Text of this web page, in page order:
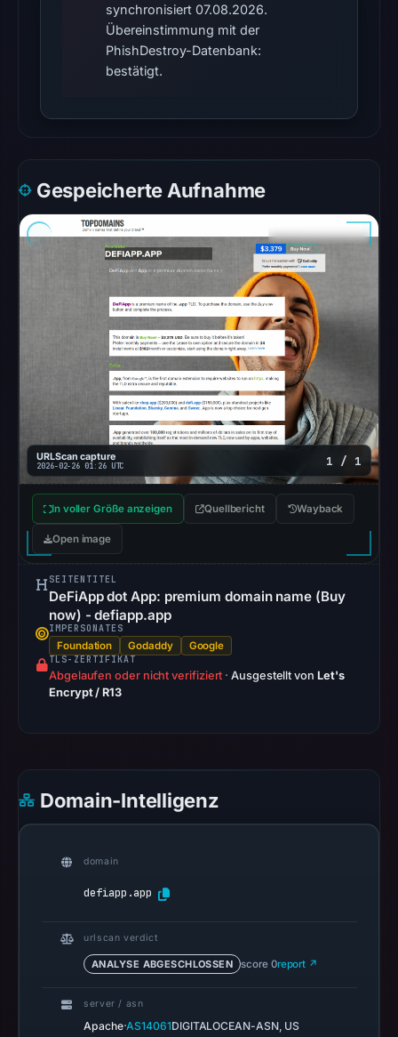
not
establish
the
cause.
No
external
blocklist
were
recorded
the
snapshot
from
Aug
7,
2026
at
UTC.
Google
no
flag
on
Mar
AlienVault
OTX
community
on
2026
synchronisiert 07.08.2026.
Übereinstimmung mit der
PhishDestroy-Datenbank:
bestätigt.
Gespeicherte Aufnahme
URLScan capture
2026-02-26 01:26 UTC 1 / 1
In voller Größe anzeigen Quellbericht Wayback
Open image
SEITENTITEL
DeFiApp dot App: premium domain name (Buy
now) - defiapp.app
IMPERSONATES
Foundation Godaddy Google
TLS-ZERTIFIKAT
Abgelaufen oder nicht verifiziert · Ausgestellt von Let's
Encrypt / R13
Domain-Intelligenz
domain
defiapp.app
urlscan verdict
ANALYSE ABGESCHLOSSEN score 0report ↗
server / asn
Apache·AS14061DIGITALOCEAN-ASN, US